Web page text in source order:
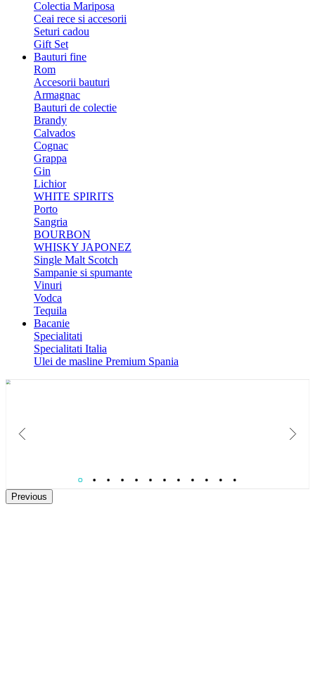
Colectia Mariposa
Ceai rece si accesorii
Seturi cadou
Gift Set
Bauturi fine
Rom
Accesorii bauturi
Armagnac
Bauturi de colectie
Brandy
Calvados
Cognac
Grappa
Gin
Lichior
WHITE SPIRITS
Porto
Sangria
BOURBON
WHISKY JAPONEZ
Single Malt Scotch
Sampanie si spumante
Vinuri
Vodca
Tequila
Bacanie
Specialitati
Specialitati Italia
Ulei de masline Premium Spania
Previous